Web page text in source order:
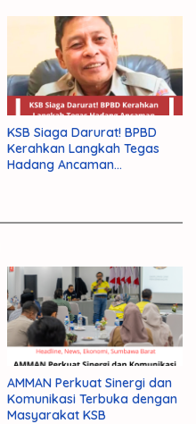
KSB Siaga Darurat! BPBD
Kerahkan Langkah Tegas
Hadang Ancaman
AMMAN Perkuat Sinergi dan
Komunikasi Terbuka dengan
Masyarakat KSB